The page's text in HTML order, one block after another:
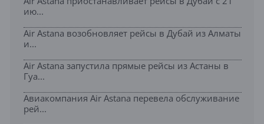
ию...
Air Astana возобновляет рейсы в Дубай из Алматы
и...
Air Astana запустила прямые рейсы из Астаны в
Гуа...
Авиакомпания Air Astana перевела обслуживание
рей...